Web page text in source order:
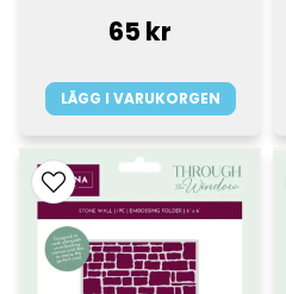
65 kr
LÄGG I VARUKORGEN